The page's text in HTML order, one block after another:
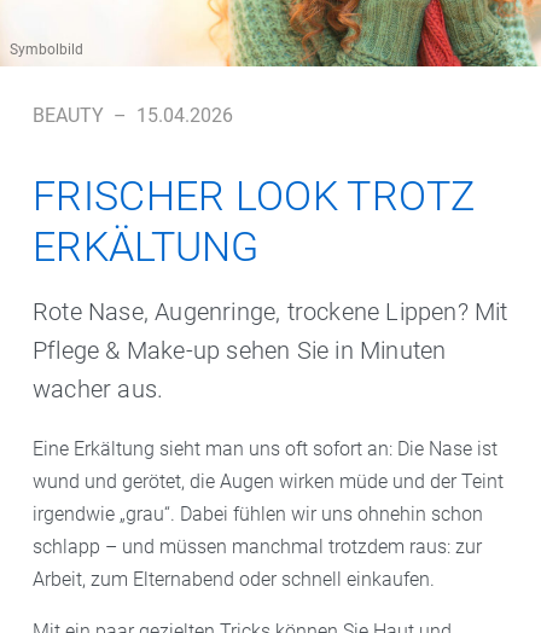
Symbolbild
BEAUTY – 15.04.2026
FRISCHER LOOK TROTZ
ERKÄLTUNG
Rote Nase, Augenringe, trockene Lippen? Mit
Pflege & Make-up sehen Sie in Minuten
wacher aus.
Eine Erkältung sieht man uns oft sofort an: Die Nase ist
wund und gerötet, die Augen wirken müde und der Teint
irgendwie „grau“. Dabei fühlen wir uns ohnehin schon
schlapp – und müssen manchmal trotzdem raus: zur
Arbeit, zum Elternabend oder schnell einkaufen.